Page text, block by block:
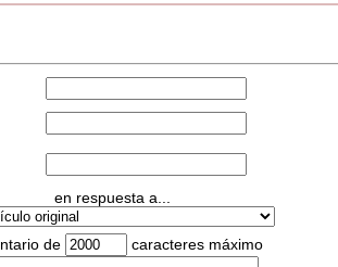
en respuesta a...
de caracteres máximo